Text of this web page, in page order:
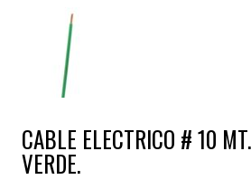
CABLE ELECTRICO # 10
VERDE.